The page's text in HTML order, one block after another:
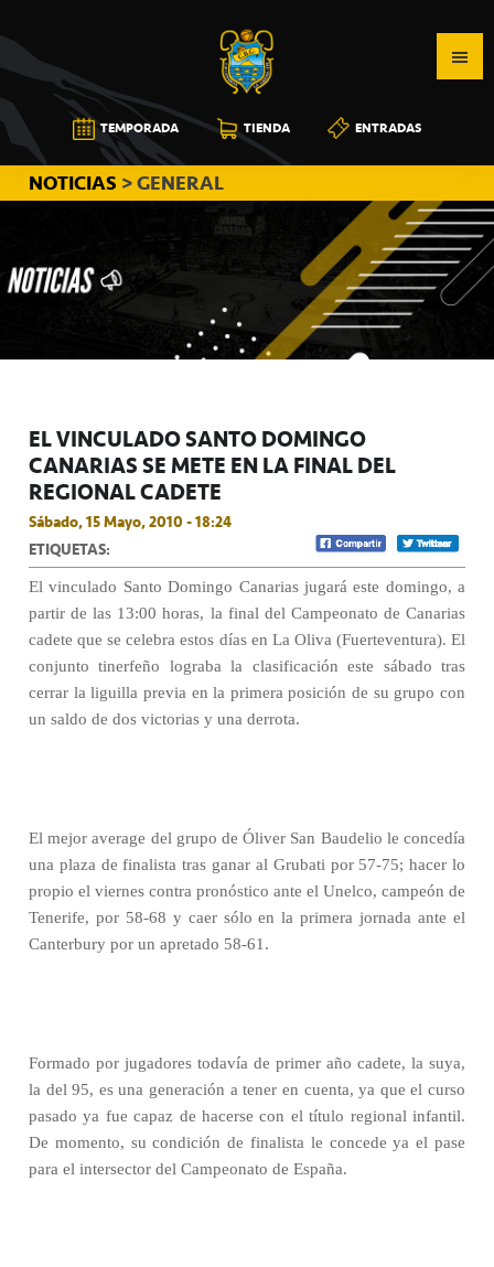
a
la
navegación
principal
al
contenido
principal
a
la
barra
lateral
principal
CB
CANARIAS
TEMPORADA TIENDA ENTRADAS
NOTICIAS > GENERAL
EL VINCULADO SANTO DOMINGO
CANARIAS SE METE EN LA FINAL DEL
REGIONAL CADETE
Sábado, 15 Mayo, 2010 - 18:24
ETIQUETAS:
El vinculado Santo Domingo Canarias jugará este domingo, a
partir de las 13:00 horas, la final del Campeonato de Canarias
cadete que se celebra estos días en La Oliva (Fuerteventura). El
conjunto tinerfeño lograba la clasificación este sábado tras
cerrar la liguilla previa en la primera posición de su grupo con
un saldo de dos victorias y una derrota.
El mejor average del grupo de Óliver San Baudelio le concedía
una plaza de finalista tras ganar al Grubati por 57-75; hacer lo
propio el viernes contra pronóstico ante el Unelco, campeón de
Tenerife, por 58-68 y caer sólo en la primera jornada ante el
Canterbury por un apretado 58-61.
Formado por jugadores todavía de primer año cadete, la suya,
la del 95, es una generación a tener en cuenta, ya que el curso
pasado ya fue capaz de hacerse con el título regional infantil.
De momento, su condición de finalista le concede ya el pase
para el intersector del Campeonato de España.